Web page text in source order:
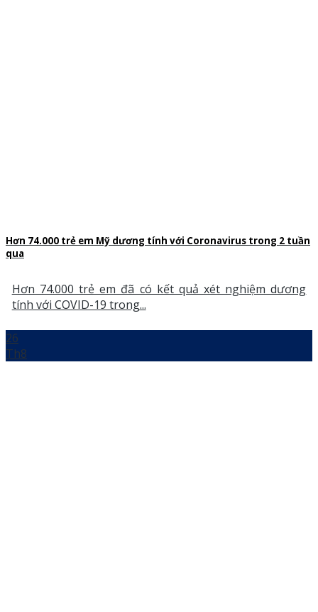
Hơn 74.000 trẻ em Mỹ dương tính với Coronavirus trong 2 tuần
qua
Hơn 74.000 trẻ em đã có kết quả xét nghiệm dương
tính với COVID-19 trong...
26
Th8